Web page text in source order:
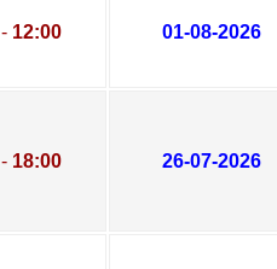
- 12:00 01-08-2026
- 18:00 26-07-2026